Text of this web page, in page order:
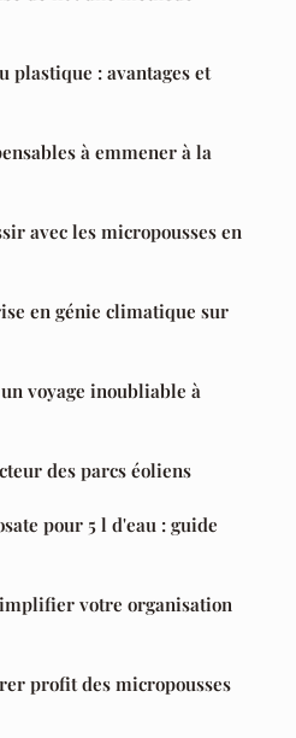
plastique : avantages et
à emmener à la
avec les micropousses en
en génie climatique sur
voyage inoubliable à
des parcs éoliens
pour 5 l d'eau : guide
votre organisation
profit des micropousses